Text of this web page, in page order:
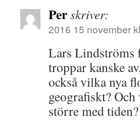
Perskriver:
2016 15 november
Lars Lindströms
troppar kanske
också vilka nya
geografiskt?
större med